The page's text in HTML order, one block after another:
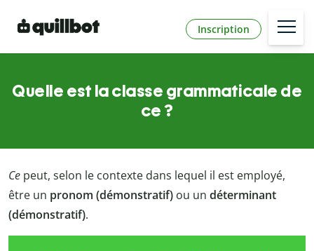
Inscription
Quelle est la classe grammaticale de
ce ?
Ce peut, selon le contexte dans lequel il est employé,
être un pronom (démonstratif) ou un déterminant
(démonstratif).